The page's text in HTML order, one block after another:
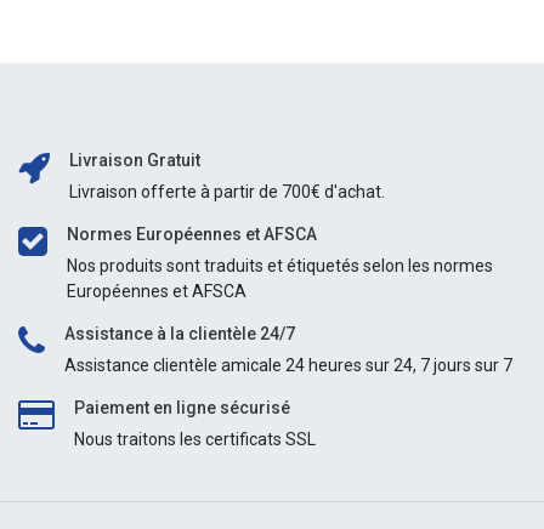
Livraison Gratuit
Livraison offerte à partir de 700€ d'achat.
Normes Européennes et AFSCA
Nos produits sont traduits et étiquetés selon les normes
Européennes et AFSCA
Assistance à la clientèle 24/7
Assistance clientèle amicale 24 heures sur 24, 7 jours sur 7
Paiement en ligne sécurisé
Nous traitons les certificats SSL